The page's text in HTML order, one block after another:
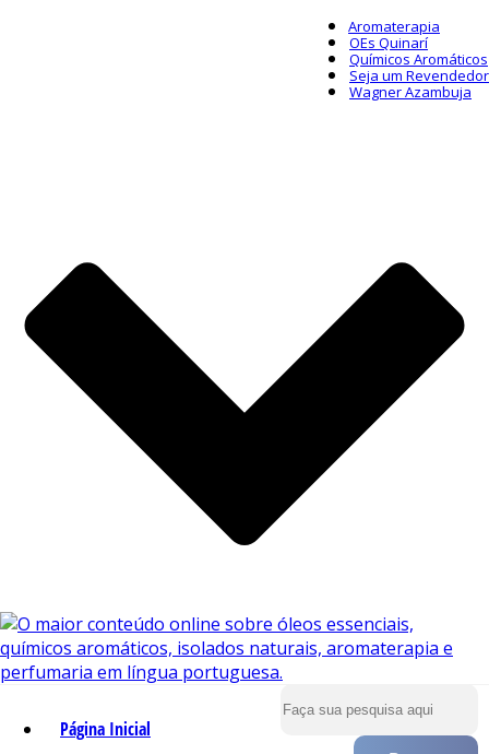
Aromaterapia
OEs Quinarí
Químicos Aromáticos
Seja um Revendedor
Wagner Azambuja
Página Inicial